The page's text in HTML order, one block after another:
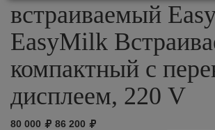
встраиваемый
EasyMilk
компактный с
дисплеем, 220 V
80 000
86 200